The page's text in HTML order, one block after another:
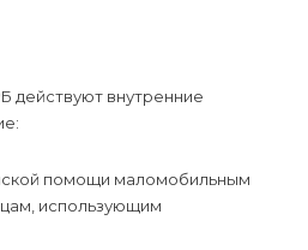
действуют внутренние
помощи маломобильным
использующим